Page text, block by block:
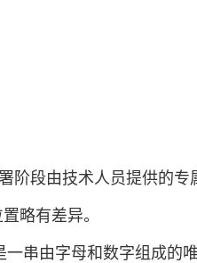
段由技术人员提供的专
略有差异。
串由字母和数字组成的唯